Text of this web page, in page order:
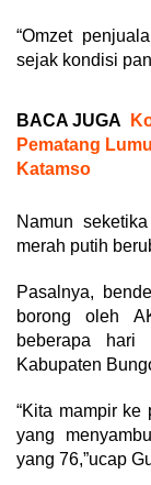
“Omzet
sejak kondisi
BACA JUGA
Pematang
Katamso
Namun
merah putih
Pasalnya,
borong oleh
beberapa hari
Kabupaten
“Kita mampir ke
yang
yang 76,”ucap